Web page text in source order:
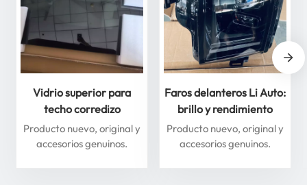
Vidrio superior para
techo corredizo
delantero y trasero para
Li Auto Serie L: mejore
Producto nuevo, original y
accesorios genuinos.
Faros delanteros Li Auto:
brillo y rendimiento
superiores para máxima
seguridad
Producto nuevo, original y
accesorios genuinos.